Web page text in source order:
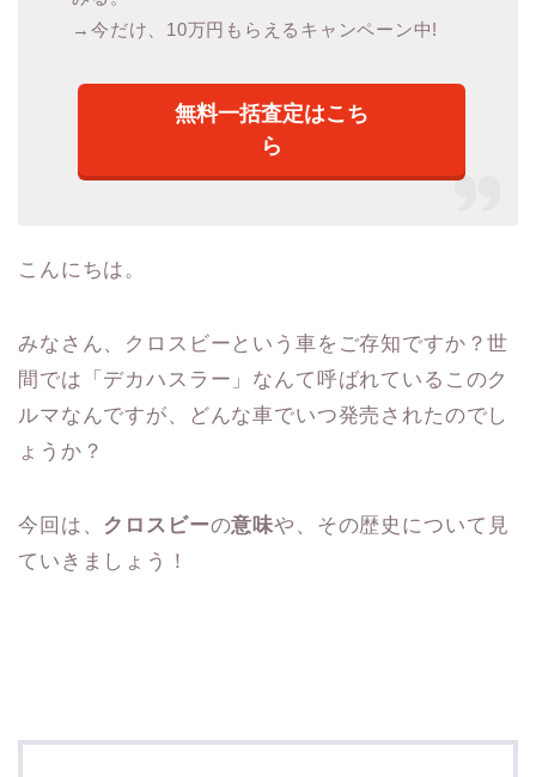
→今だけ、10万円もらえるキャンペーン中!
無料一括査定はこち
ら
こんにちは。
みなさん、クロスビーという車をご存知ですか？世
間では「デカハスラー」なんて呼ばれているこのク
ルマなんですが、どんな車でいつ発売されたのでし
ょうか？
今回は、 クロスビーの意味や、その歴史について見
ていきましょう！